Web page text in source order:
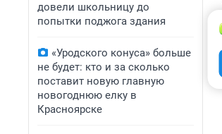
довели школьницу до
попытки поджога здания
«Уродского конуса» больше
не будет: кто и за сколько
поставит новую главную
новогоднюю елку в
Красноярске